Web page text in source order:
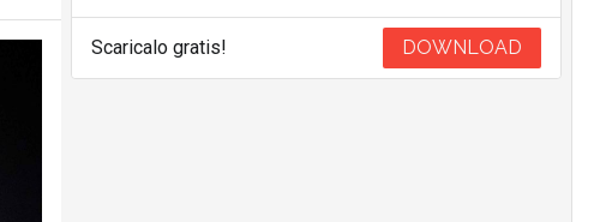
Scaricalo gratis! DOWNLOAD